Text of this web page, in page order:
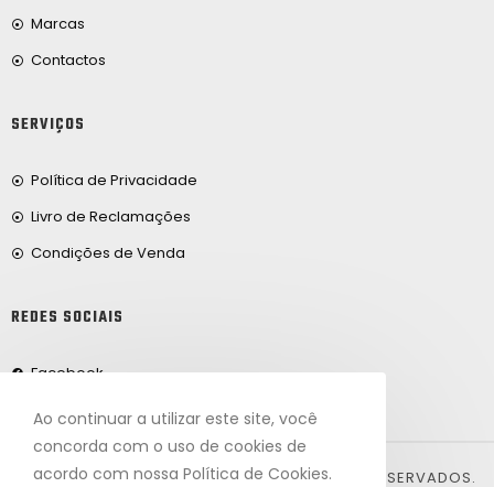
Marcas
Contactos
SERVIÇOS
Política de Privacidade
Livro de Reclamações
Condições de Venda
REDES SOCIAIS
Facebook
© 2024, FRIBEIRO.COM. TODOS OS DIREITOS RESERVADOS.
Ao continuar a utilizar este site, você
concorda com o uso de cookies de
acordo com nossa Política de Cookies.